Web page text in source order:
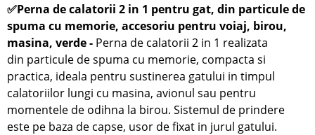
✅Perna de calatorii 2 in 1 pentru gat,din particule de
spuma cu memorie, accesoriu pentru voiaj, birou,
masina, verde - Perna de calatorii 2 in 1 realizata
din particule de spuma cu memorie, compacta si
practica, ideala pentru sustinerea gatului in timpul
calatoriilor lungi cu masina, avionul sau pentru
momentele de odihna la birou. Sistemul de prindere
este pe baza de capse, usor de fixat in jurul gatului.